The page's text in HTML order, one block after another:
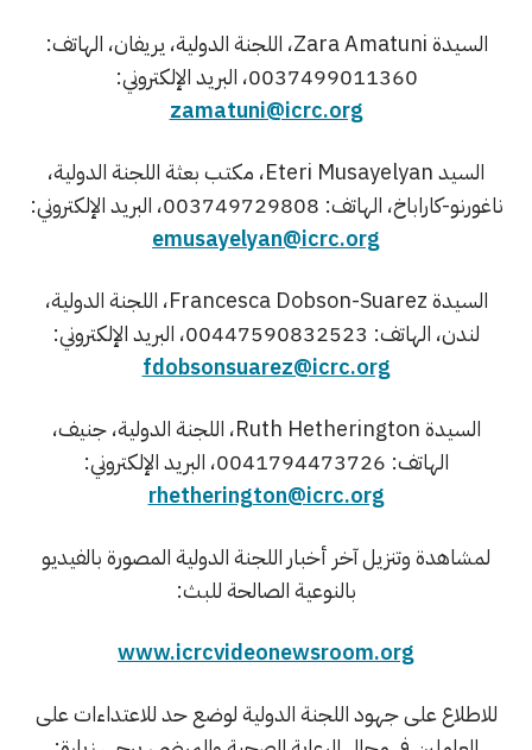
السيدة Zara Amatuni، اللجنة الدولية، يريفان، الهاتف:
0037499011360، البريد الإلكتروني:
zamatuni@icrc.org
السيد Eteri Musayelyan، مكتب بعثة اللجنة الدولية،
ناغورنو-كاراباخ، الهاتف: 003749729808، البريد الإلكتروني:
emusayelyan@icrc.org
السيدة Francesca Dobson-Suarez، اللجنة الدولية،
لندن، الهاتف: 00447590832523، البريد الإلكتروني:
fdobsonsuarez@icrc.org
السيدة Ruth Hetherington، اللجنة الدولية، جنيف،
الهاتف: 0041794473726، البريد الإلكتروني:
rhetherington@icrc.org
لمشاهدة وتنزيل آخر أخبار اللجنة الدولية المصورة بالفيديو
بالنوعية الصالحة للبث:
www.icrcvideonewsroom.org
للاطلاع على جهود اللجنة الدولية لوضع حد للاعتداءات على